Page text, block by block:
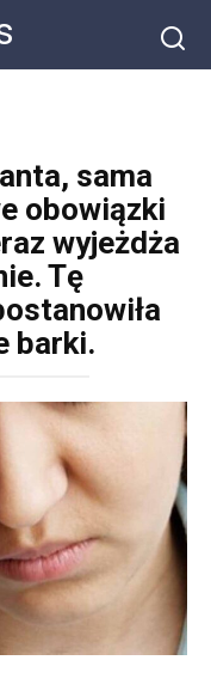
sama
obowiązki
wyjeżdża
Tę
barki.